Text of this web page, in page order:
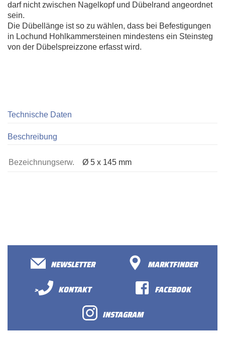
darf nicht zwischen Nagelkopf und Dübelrand angeordnet
sein.
Die Dübellänge ist so zu wählen, dass bei Befestigungen
in Lochund Hohlkammersteinen mindestens ein Steinsteg
von der Dübelspreizzone erfasst wird.
Technische Daten
Beschreibung
Bezeichnungserw. Ø 5 x 145 mm
NEWSLETTER
MARKTFINDER
>
KONTAKT
FACEBOOK
INSTAGRAM